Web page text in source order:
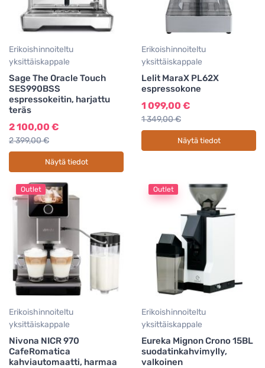
Erikoishinnoiteltu
yksittäiskappale
Sage The Oracle Touch
SES990BSS
espressokeitin, harjattu
teräs
2 100,00 €
2 399,00 €
Näytä tiedot
Erikoishinnoiteltu
yksittäiskappale
Lelit MaraX PL62X
espressokone
1 099,00 €
1 349,00 €
Näytä tiedot
Outlet
Erikoishinnoiteltu
yksittäiskappale
Nivona NICR 970
CafeRomatica
kahviautomaatti, harmaa
Outlet
Erikoishinnoiteltu
yksittäiskappale
Eureka Mignon Crono 15BL
suodatinkahvimylly,
valkoinen